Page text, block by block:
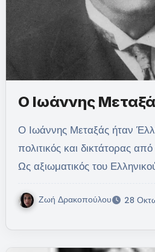
Ο Ιωάννης
Ο Ιωάννης Μεταξάς ήταν Έλληνας στρατιωτικός,
πολιτικός και δικτάτορας
Ως αξιωματικός του
Ζωή Δρακοπούλου 28